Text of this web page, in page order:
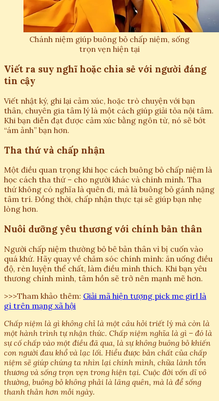
Chánh niệm giúp buông bỏ chấp niệm, sống
trọn vẹn hiện tại
Viết ra suy nghĩ hoặc chia sẻ với người đáng
tin cậy
Viết nhật ký, ghi lại cảm xúc, hoặc trò chuyện với bạn
thân, chuyên gia tâm lý là một cách giúp giải tỏa nội tâm.
Khi bạn diễn đạt được cảm xúc bằng ngôn từ, nó sẽ bớt
“ám ảnh” bạn hơn.
Tha thứ và chấp nhận
Một điều quan trọng khi học cách buông bỏ chấp niệm là
học cách tha thứ – cho người khác và chính mình. Tha
thứ không có nghĩa là quên đi, mà là buông bỏ gánh nặng
tâm trí. Đồng thời, chấp nhận thực tại sẽ giúp bạn nhẹ
lòng hơn.
Nuôi dưỡng yêu thương với chính bản thân
Người chấp niệm thường bỏ bê bản thân vì bị cuốn vào
quá khứ. Hãy quay về chăm sóc chính mình: ăn uống điều
độ, rèn luyện thể chất, làm điều mình thích. Khi bạn yêu
thương chính mình, tâm hồn sẽ trở nên mạnh mẽ hơn.
>>>Tham khảo thêm: Giải mã hiện tượng pick me girl là
gì trên mạng xã hội
Chấp niệm là gì không chỉ là một câu hỏi triết lý mà còn là
một hành trình tự nhận thức. Chấp niệm nghĩa là gì – đó là
sự cố chấp vào một điều đã qua, là sự không buông bỏ khiến
con người đau khổ và lạc lối. Hiểu được bản chất của chấp
niệm sẽ giúp chúng ta nhìn lại chính mình, chữa lành tổn
thương và sống trọn vẹn trong hiện tại. Cuộc đời vốn dĩ vô
thường, buông bỏ không phải là lãng quên, mà là để sống
thanh thản hơn mỗi ngày.